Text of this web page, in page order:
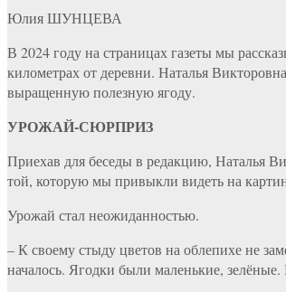
Юлия ШУНЦЕВА
В 2024 году на страницах газеты мы
километрах от деревни. Наталья
выращенную полезную ягоду.
УРОЖАЙ-СЮРПРИЗ
Приехав для беседы в редакцию, Наталья
той, которую мы привыкли видеть на
Урожай стал неожиданностью.
– К своему стыду цветов на облепихе не
началось. Ягодки были маленькие, зелёные.